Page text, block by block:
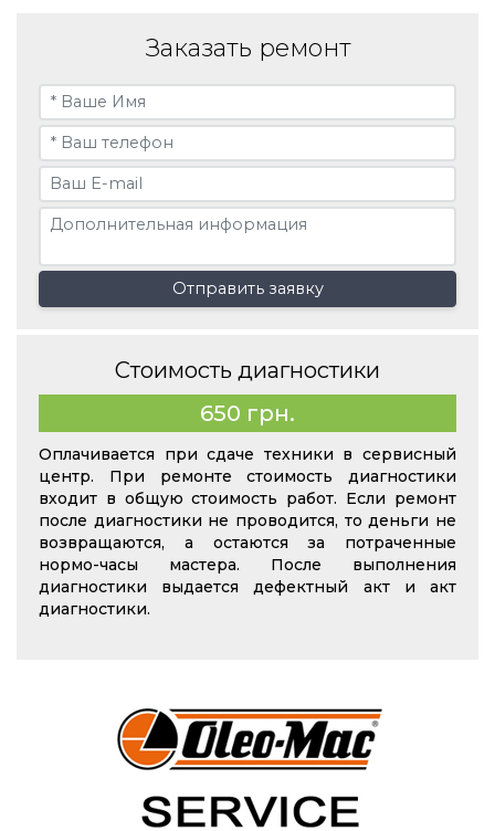
Заказать ремонт
Отправить заявку
Стоимость диагностики
650 грн.
Оплачивается при сдаче техники в сервисный
центр. При ремонте стоимость диагностики
входит в общую стоимость работ. Если ремонт
после диагностики не проводится, то деньги не
возвращаются, а остаются за потраченные
нормо-часы мастера. После выполнения
диагностики выдается дефектный акт и акт
диагностики.